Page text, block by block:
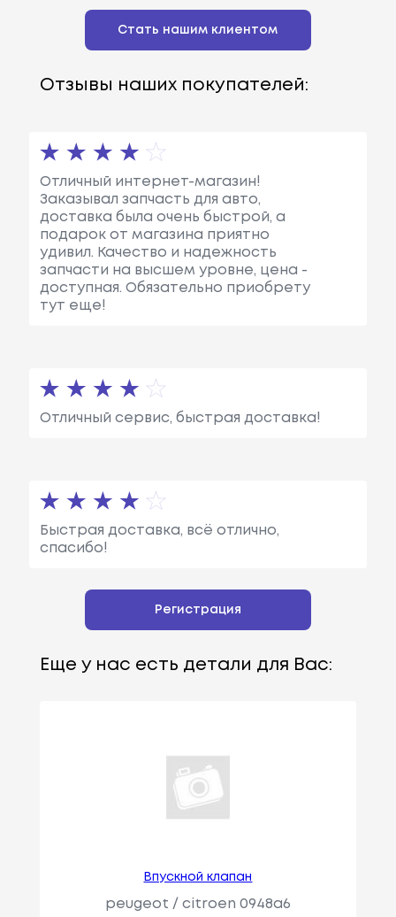
Стать нашим клиентом
Отзывы наших покупателей:
Отличный интернет-магазин!
Заказывал запчасть для авто,
доставка была очень быстрой, а
подарок от магазина приятно
удивил. Качество и надежность
запчасти на высшем уровне, цена -
доступная. Обязательно приобрету
тут еще!
Отличный сервис, быстрая доставка!
Быстрая доставка, всё отлично,
спасибо!
Регистрация
Еще у нас есть детали для Вас:
Впускной клапан
peugeot / citroen 0948a6